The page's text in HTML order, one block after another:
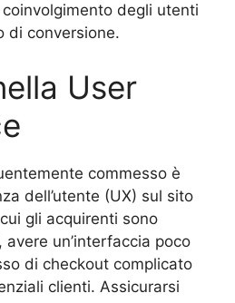
degli utenti
di conversione.
User
commesso è
dell’utente (UX) sul sito
gli acquirenti sono
un’interfaccia poco
di checkout complicato
clienti. Assicurarsi